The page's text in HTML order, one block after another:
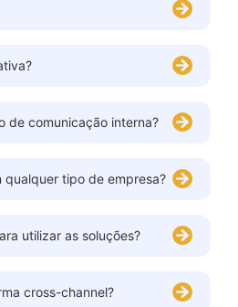
de comunicação interna?
qualquer tipo de empresa?
utilizar as soluções?
cross-channel?